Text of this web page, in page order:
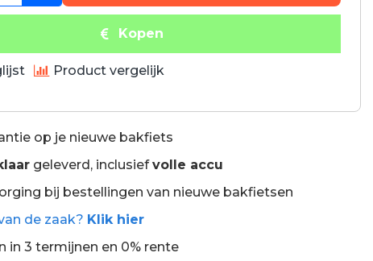
Kopen
Product vergelijk
op je nieuwe bakfiets
geleverd, inclusiefvolle accu
bij bestellingen van nieuwe bakfietsen
de zaak? Klik hier
in 3 termijnen en 0% rente